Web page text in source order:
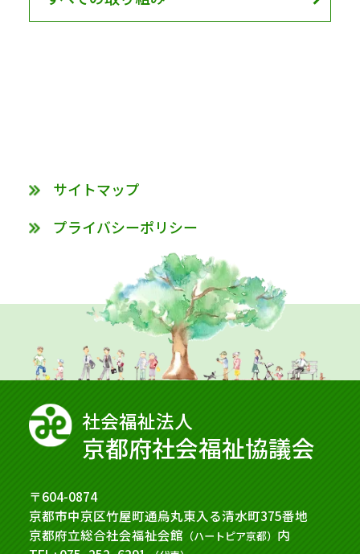
サイトマップ
プライバシーポリシー
社会福祉法⼈
京都府社会福祉協議会
〒604-0874
京都市中京区竹屋町通烏丸東入る清水町375番地
京都府立総合社会福祉会館 （ハートピア京都） 内